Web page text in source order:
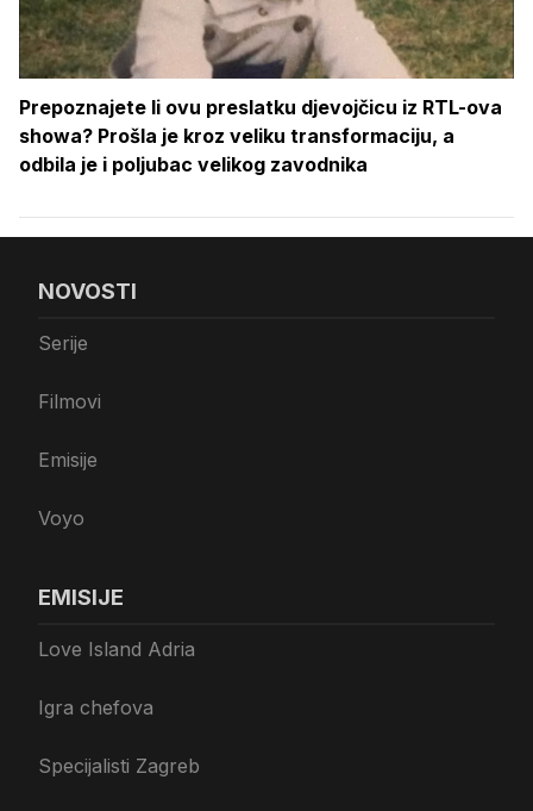
Prepoznajete li ovu preslatku djevojčicu iz RTL-ova
showa? Prošla je kroz veliku transformaciju, a
odbila je i poljubac velikog zavodnika
NOVOSTI
Serije
Filmovi
Emisije
Voyo
EMISIJE
Love Island Adria
Igra chefova
Specijalisti Zagreb